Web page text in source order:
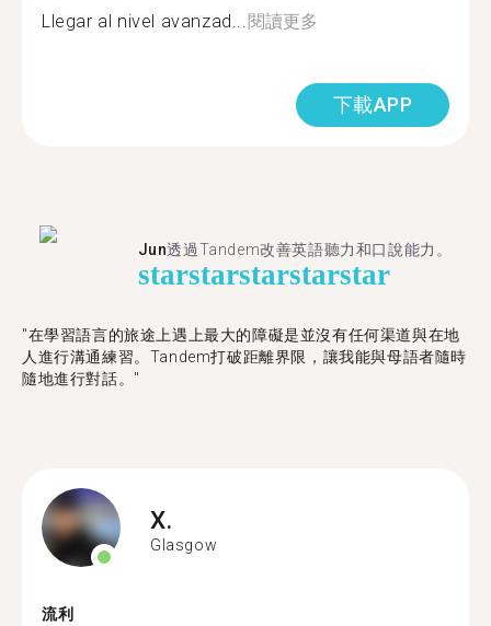
Llegar al nivel avanzad...閱讀更多
下載APP
Jun透過Tandem改善英語聽力和口說能力。
starstarstarstarstar
"在學習語言的旅途上遇上最大的障礙是並沒有任何渠道與在地
人進行溝通練習。Tandem打破距離界限，讓我能與母語者隨時
隨地進行對話。"
X.
Glasgow
流利